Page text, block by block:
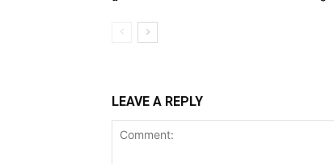
LEAVE A REPLY